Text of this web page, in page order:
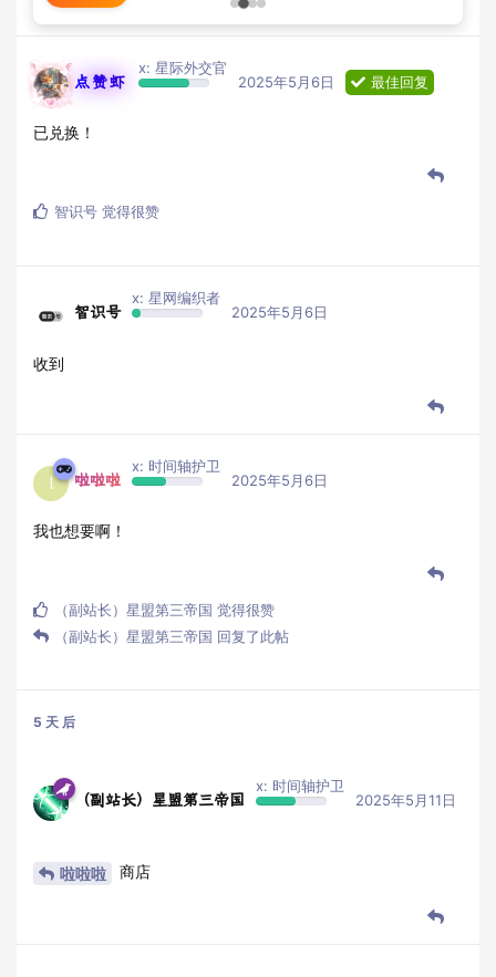
点赞虾
x: 星际外交官
2025年5月6日
最佳回复
已兑换！
智识号 觉得很赞
智识号
x: 星网编织者
2025年5月6日
收到
l 啦啦啦
x: 时间轴护卫
2025年5月6日
我也想要啊！
（副站长）星盟第三帝国 觉得很赞
（副站长）星盟第三帝国 回复了此帖
5 天 后
（副站长）星盟第三帝国
x: 时间轴护卫
2025年5月11日
啦啦啦 商店